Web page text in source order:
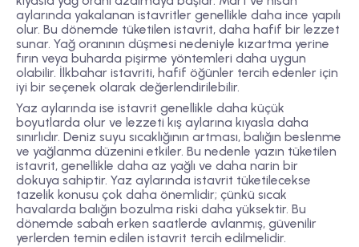
aylarında yakalanan istavritler genellikle daha ince yapılı
olur. Bu dönemde tüketilen istavrit, daha hafif bir lezzet
sunar. Yağ oranının düşmesi nedeniyle kızartma yerine
fırın veya buharda pişirme yöntemleri daha uygun
olabilir. İlkbahar istavriti, hafif öğünler tercih edenler için
iyi bir seçenek olarak değerlendirilebilir.
Yaz aylarında ise istavrit genellikle daha küçük
boyutlarda olur ve lezzeti kış aylarına kıyasla daha
sınırlıdır. Deniz suyu sıcaklığının artması, balığın beslenme
ve yağlanma düzenini etkiler. Bu nedenle yazın tüketilen
istavrit, genellikle daha az yağlı ve daha narin bir
dokuya sahiptir. Yaz aylarında istavrit tüketilecekse
tazelik konusu çok daha önemlidir; çünkü sıcak
havalarda balığın bozulma riski daha yüksektir. Bu
dönemde sabah erken saatlerde avlanmış, güvenilir
yerlerden temin edilen istavrit tercih edilmelidir.